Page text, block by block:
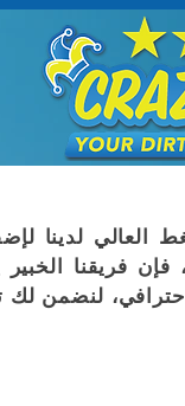
العالي لدينا
فريقنا
لنضمن